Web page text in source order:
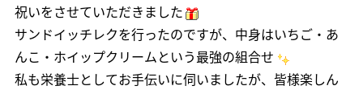
祝いをさせていただきました
サンドイッチレクを行ったのですが、中身はいちご・あ
んこ・ホイップクリームという最強の組合せ
私も栄養士としてお手伝いに伺いましたが、皆様楽しん